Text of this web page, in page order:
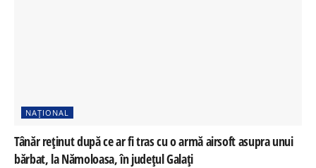
NAȚIONAL
Tânăr reținut după ce ar fi tras cu o armă airsoft asupra unui
bărbat, la Nămoloasa, în județul Galați